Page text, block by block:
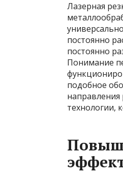
Лазерная
постоянно
постоянно
Понимание
подобное
технологии,